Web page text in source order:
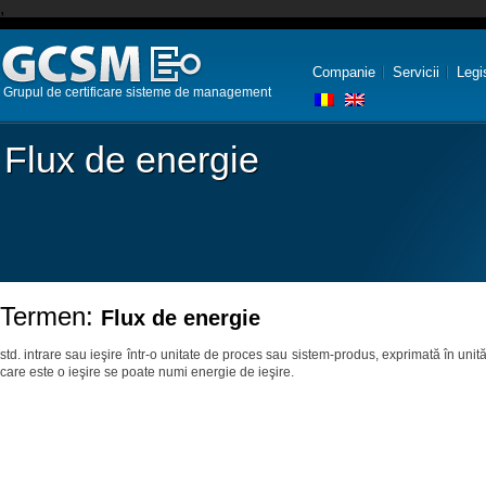
,
Grupul de certificare sisteme de management
Companie Servicii
Flux de energie
Termen: Flux de energie
std. intrare sau ieşire într-o unitate de proces sau sistem-produs, exprimată în
care este o ieşire se poate numi energie de ieşire.